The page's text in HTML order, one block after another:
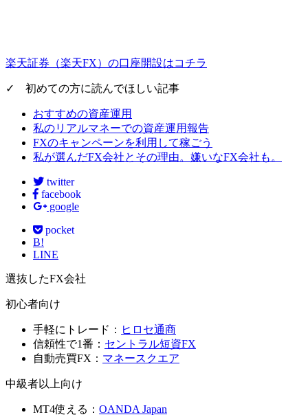
楽天証券（楽天FX）の口座開設はコチラ
✓ 初めての方に読んでほしい記事
おすすめの資産運用
私のリアルマネーでの資産運用報告
FXのキャンペーンを利用して稼ごう
私が選んだFX会社とその理由。嫌いなFX会社も。
twitter
facebook
google
pocket
B!
LINE
選抜したFX会社
初心者向け
手軽にトレード： ヒロセ通商
信頼性で1番： セントラル短資FX
自動売買FX： マネースクエア
中級者以上向け
MT4使える： OANDA Japan